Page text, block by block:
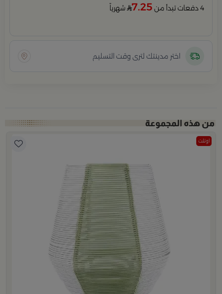
4 دفعات تبدأ من 7.25 شهرياً
اختر مدينتك لترى وقت التسليم
اوتلت